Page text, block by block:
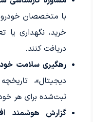
با متخصصان
خرید، نگهداری یا
دریافت کنند.
رهگیری سلامت
دیجیتال»،
ثبت‌شده برای هر
گزارش هوشمند